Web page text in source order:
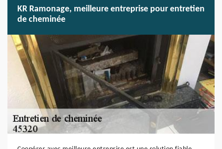
KR Ramonage, meilleure entreprise pour entretien
de cheminée